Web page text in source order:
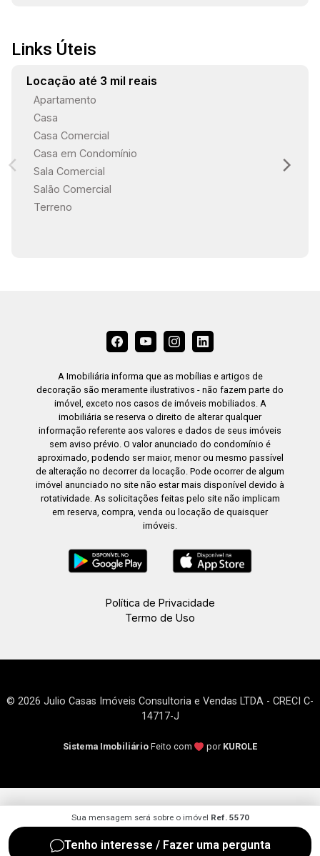
Sua mensagem será sobre o imóvel Ref. 5570
Tenho interesse / Fazer uma pergunta
Links Úteis
Locação até 3 mil reais
Apartamento
Casa
Casa Comercial
Casa em Condomínio
Sala Comercial
Salão Comercial
Terreno
A Imobiliária informa que as mobílias e artigos de
decoração são meramente ilustrativos - não fazem parte do
imóvel, exceto nos casos de imóveis mobiliados. A
imobiliária se reserva o direito de alterar qualquer
informação referente aos valores e dados de seus imóveis
sem aviso prévio. O valor anunciado do condomínio é
aproximado, podendo ser maior, menor ou mesmo passível
de alteração no decorrer da locação. Pode ocorrer de algum
imóvel anunciado no site não estar mais disponível devido à
rotatividade. As solicitações feitas pelo site não implicam
em reserva, compra, venda ou locação de quaisquer
imóveis.
Política de Privacidade
Termo de Uso
© 2026 Julio Casas Imóveis Consultoria e Vendas LTDA - CRECI C-
14717-J
Sistema Imobiliário Feito com por KUROLE